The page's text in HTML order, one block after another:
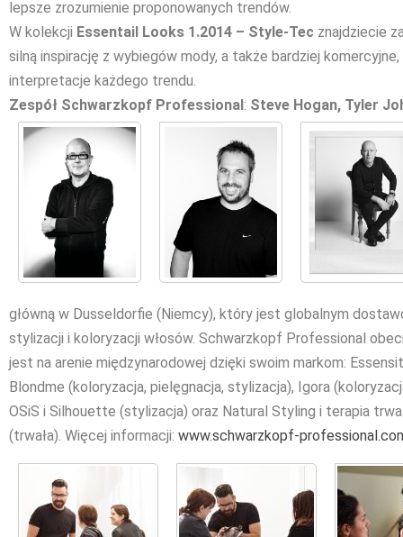
lepsze zrozumienie proponowanych trendów.
W kolekcji Essentail Looks 1.2014 – Style-Tec znajdziecie
silną inspirację z wybiegów mody, a także bardziej
interpretacje każdego trendu.
Zespół Schwarzkopf Professional: Steve Hogan, Tyler
główną w Dusseldorfie (Niemcy), który jest globalnym
stylizacji i koloryzacji włosów. Schwarzkopf Professional
jest na arenie międzynarodowej dzięki swoim markom:
Blondme (koloryzacja, pielęgnacja, stylizacja), Igora
OSiS i Silhouette (stylizacja) oraz Natural Styling i terapia
(trwała). Więcej informacji: www.schwarzkopf-